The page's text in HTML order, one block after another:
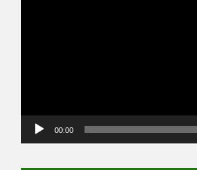
00:00